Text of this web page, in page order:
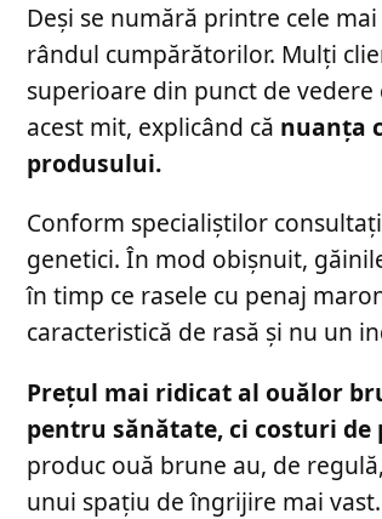
Deși se numără printre cele
rândul cumpărătorilor. Mulți
superioare din punct de
acest mit, explicând că nuanța
produsului.
Conform specialiștilor
genetici. În mod obișnuit,
în timp ce rasele cu penaj
caracteristică de rasă și nu un
Prețul mai ridicat al ouălor
pentru sănătate, ci costuri
produc ouă brune au, de
unui spațiu de îngrijire mai